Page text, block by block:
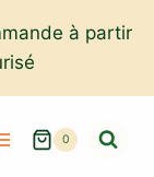
à partir
0